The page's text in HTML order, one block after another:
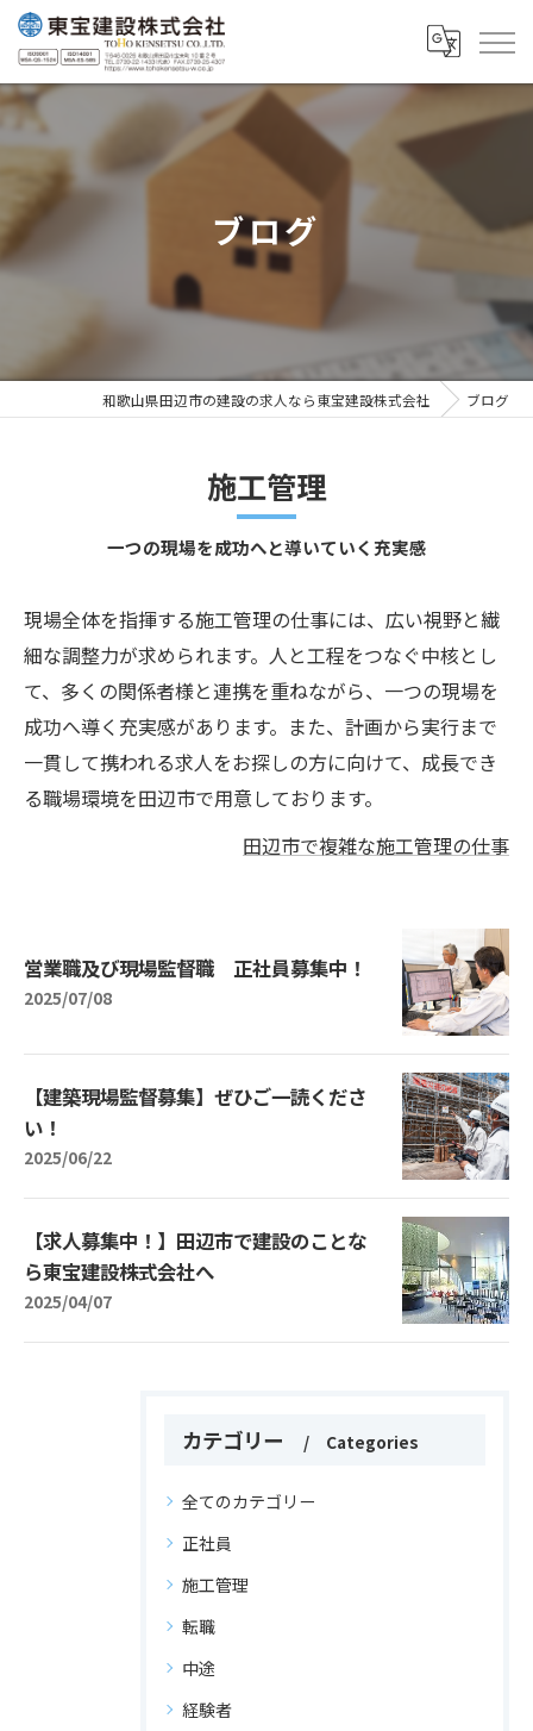
ブログ
和歌山県田辺市の建設の求人なら東宝建設株式会社 ブログ
施工管理
一つの現場を成功へと導いていく充実感
現場全体を指揮する施工管理の仕事には、広い視野と繊
細な調整力が求められます。人と工程をつなぐ中核とし
て、多くの関係者様と連携を重ねながら、一つの現場を
成功へ導く充実感があります。また、計画から実行まで
一貫して携われる求人をお探しの方に向けて、成長でき
る職場環境を田辺市で用意しております。
田辺市で複雑な施工管理の仕事
営業職及び現場監督職 正社員募集中！
2025/07/08
【建築現場監督募集】ぜひご一読くださ
い！
2025/06/22
【求人募集中！】田辺市で建設のことな
ら東宝建設株式会社へ
2025/04/07
カテゴリー Categories
全てのカテゴリー
正社員
施工管理
転職
中途
経験者